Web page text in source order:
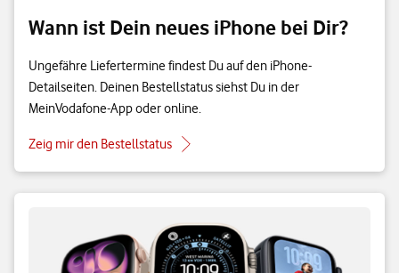
Wann ist Dein neues iPhone bei Dir?
Ungefähre Liefertermine findest Du auf den iPhone-
Detailseiten. Deinen Bestellstatus siehst Du in der
MeinVodafone-App oder online.
Zeig mir den Bestellstatus